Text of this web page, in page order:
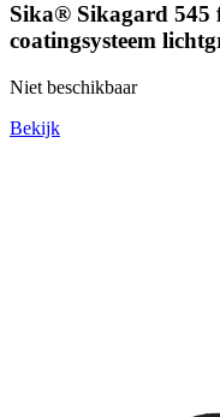
Sika® Sikagard 545
coatingsysteem
Niet beschikbaar
Bekijk